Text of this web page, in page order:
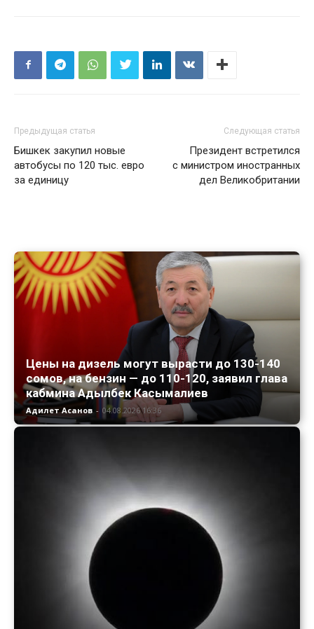
Предыдущая статья
Бишкек закупил новые
автобусы по 120 тыс. евро
за единицу
Следующая статья
Президент встретился
с министром иностранных
дел Великобритании
Цены на дизель могут вырасти до 130-140
сомов, на бензин — до 110-120, заявил глава
кабмина Адылбек Касымалиев
Адилет Асанов - 04.08.2026 16:36